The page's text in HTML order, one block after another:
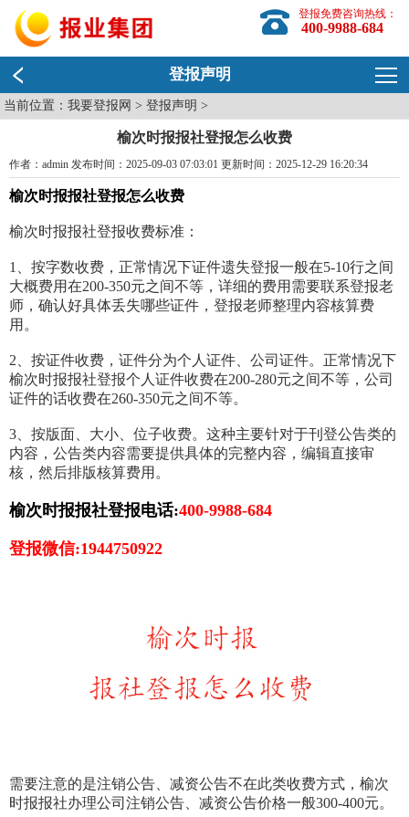
登报免费咨询热线：
400-9988-684
登报声明
当前位置：我要登报网 >登报声明 >
榆次时报报社登报怎么收费
作者：admin 发布时间：2025-09-03 07:03:01 更新时间：2025-12-29 16:20:34
榆次时报报社登报怎么收费
榆次时报报社登报收费标准：
1、按字数收费，正常情况下证件遗失登报一般在5-10行之间
大概费用在200-350元之间不等，详细的费用需要联系登报老
师，确认好具体丢失哪些证件，登报老师整理内容核算费
用。
2、按证件收费，证件分为个人证件、公司证件。正常情况下
榆次时报报社登报个人证件收费在200-280元之间不等，公司
证件的话收费在260-350元之间不等。
3、按版面、大小、位子收费。这种主要针对于刊登公告类的
内容，公告类内容需要提供具体的完整内容，编辑直接审
核，然后排版核算费用。
榆次时报报社登报电话:400-9988-684
登报微信:1944750922
需要注意的是注销公告、减资公告不在此类收费方式，榆次
时报报社办理公司注销公告、减资公告价格一般300-400元。